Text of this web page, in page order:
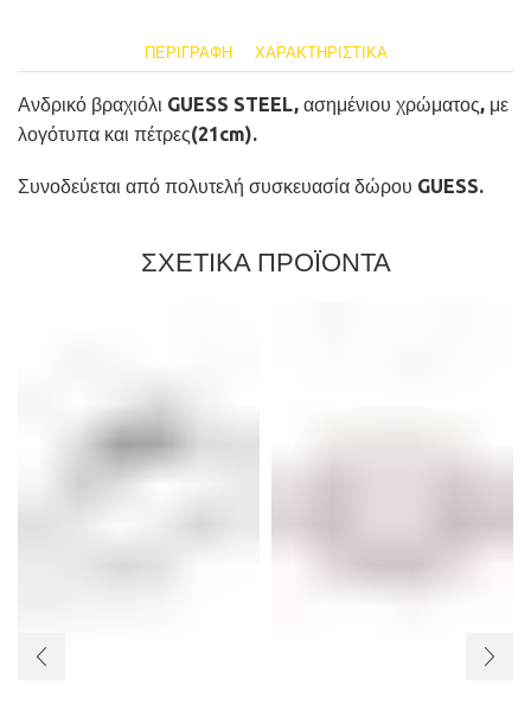
ΠΕΡΙΓΡΑΦΉ ΧΑΡΑΚΤΗΡΙΣΤΙΚΆ
Ανδρικό βραχιόλι GUESS STEEL, ασημένιου χρώματος, με
λογότυπα και πέτρες(21cm).
Συνοδεύεται από πολυτελή συσκευασία δώρου GUESS.
ΣΧΕΤΙΚΑ ΠΡΟΪΟΝΤΑ